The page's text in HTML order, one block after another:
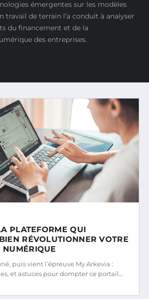
émergentes sur les modèles
travail de terrain l’a conduit à analyser
du financement et de la
des entreprises.
PLATEFORME QUI
RÉVOLUTIONNER VOTRE
puis vient l’épreuve My Arkevia :
et astuces pour dompter ce portail…